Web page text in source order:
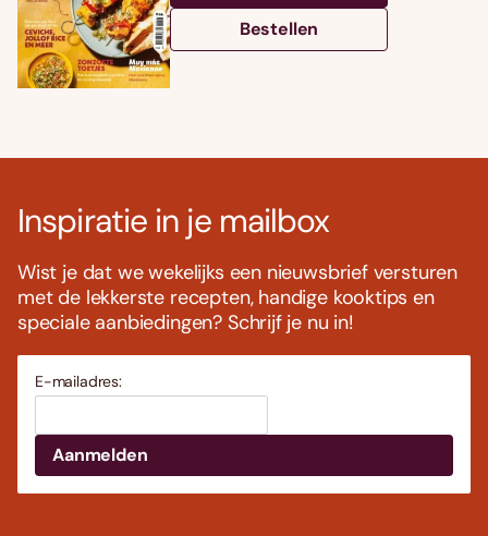
Bestellen
Inspiratie in je mailbox
Wist je dat we wekelijks een nieuwsbrief versturen
met de lekkerste recepten, handige kooktips en
speciale aanbiedingen? Schrijf je nu in!
E-mailadres: